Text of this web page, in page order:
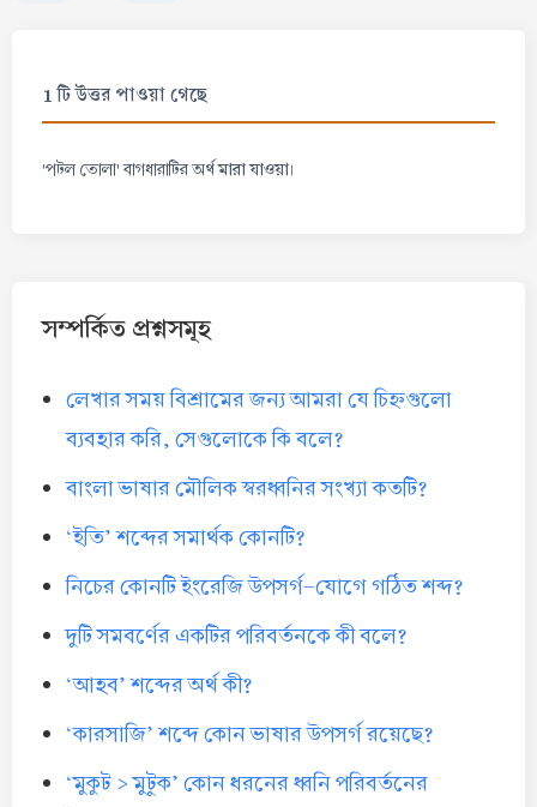
1 টি উত্তর পাওয়া গেছে
'পটল তোলা' বাগধারাটির অর্থমারা যাওয়া।
সম্পর্কিত প্রশ্নসমূহ
লেখার সময় বিশ্রামের জন্য আমরা যে চিহ্নগুলো
ব্যবহার করি, সেগুলোকে কি বলে?
বাংলা ভাষার মৌলিক স্বরধ্বনির সংখ্যা কতটি?
‘ইতি’ শব্দের সমার্থক কোনটি?
নিচের কোনটি ইংরেজি উপসর্গ-যোগে গঠিত শব্দ?
দুটি সমবর্ণের একটির পরিবর্তনকে কী বলে?
‘আহব’ শব্দের অর্থ কী?
‘কারসাজি’ শব্দে কোন ভাষার উপসর্গ রয়েছে?
‘মুকুট > মুটুক’ কোন ধরনের ধ্বনি পরিবর্তনের